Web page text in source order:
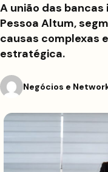
A união das bancas
Pessoa Altum,
causas complexas
estratégica.
Negócios e